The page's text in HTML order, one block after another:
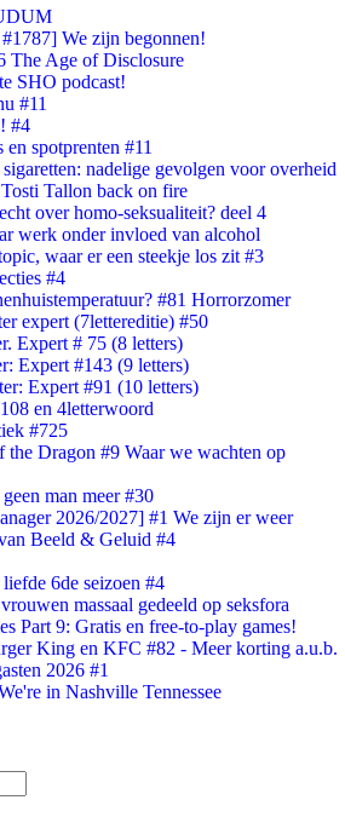
We zijn begonnen!
The Age of Disclosure
SHO podcast!
#11
#4
spotprenten #11
nadelige gevolgen voor overheid
Tallon back on fire
over homo-seksualiteit? deel 4
werk onder invloed van alcohol
waar er een steekje los zit #3
#4
#81 Horrorzomer
expert (7lettereditie) #50
Expert # 75 (8 letters)
Expert #143 (9 letters)
Expert #91 (10 letters)
en 4letterwoord
#725
Dragon #9 Waar we wachten op
man meer #30
2026/2027] #1 We zijn er weer
Beeld & Geluid #4
6de seizoen #4
massaal gedeeld op seksfora
Part 9: Gratis en free-to-play games!
King en KFC #82 - Meer korting a.u.b.
2026 #1
in Nashville Tennessee